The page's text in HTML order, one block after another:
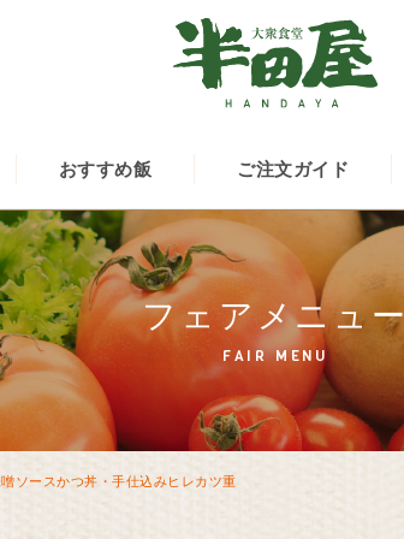
おすすめ飯 ご注文ガイド
フェアメニュー
FAIR MENU
ソースかつ丼・手仕込みヒレカツ重